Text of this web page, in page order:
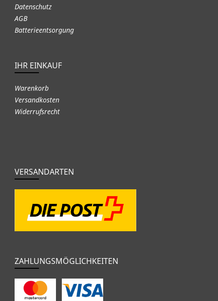
Datenschutz
AGB
Batterieentsorgung
IHR EINKAUF
Warenkorb
Versandkosten
Widerrufsrecht
VERSANDARTEN
ZAHLUNGSMÖGLICHKEITEN